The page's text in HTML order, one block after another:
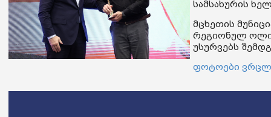
სამსახურის
მცხეთის
რეგიონულ
უსურვებს
ფოტოები